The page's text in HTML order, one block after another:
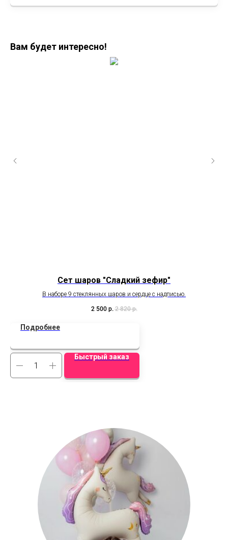
Вам будет интересно!
Сет шаров "Сладкий зефир"
В наборе 9 стеклянных шаров и сердце с надписью.
2 500 р. 2 820 р.
Подробнее
Быстрый заказ